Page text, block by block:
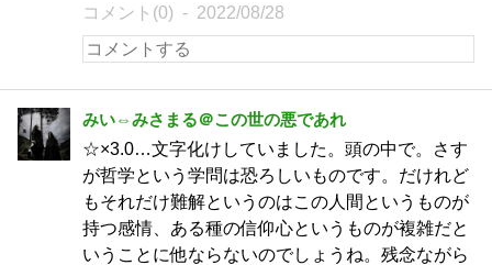
コメント(0) 2022/08/28
みい⇔みさまる＠この世の悪であれ
☆×3.0…文字化けしていました。頭の中で。さす
が哲学という学問は恐ろしいものです。だけれど
もそれだけ難解というのはこの人間というものが
持つ感情、ある種の信仰心というものが複雑だと
いうことに他ならないのでしょうね。残念ながら